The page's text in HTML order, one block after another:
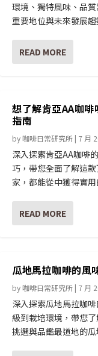
環境、獨特風味、品
重要地位與未來發展趨
READ MORE
想了解肯亞AA咖
指南
by咖啡日常研究所 | 7 月
深入探索肯亞AA咖啡
巧，帶您全面了解這
家，都能從中獲得實用
READ MORE
瓜地馬拉咖啡的風
by咖啡日常研究所 | 7 月
深入探索瓜地馬拉咖
級到栽培環境，帶您
挑選與品鑑最道地的瓜